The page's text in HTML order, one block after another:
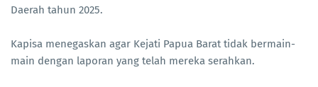
Daerah tahun 2025.
Kapisa menegaskan agar Kejati Papua Barat tidak bermain-
main dengan laporan yang telah mereka serahkan.